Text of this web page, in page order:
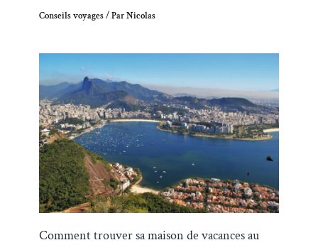
Conseils voyages/ ParNicolas
Comment trouver sa maison de vacances au